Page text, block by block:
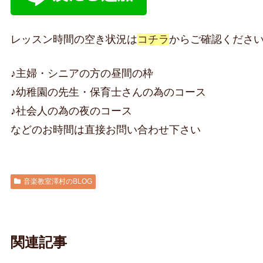
レッスン時間の空き状況はコチラからご確認ください
♪主婦・シニアの方の昼間の枠
♪幼稚園の先生・保育士さんの為のコース
♪社会人の為の夜のコース
などのお時間は直接お問い合わせ下さい
音楽教室澤村のBLOG
関連記事